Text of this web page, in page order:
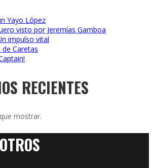
Yayo López
visto por Jeremías Gamboa
impulso vital
Caretas
RECIENTES
mostrar.